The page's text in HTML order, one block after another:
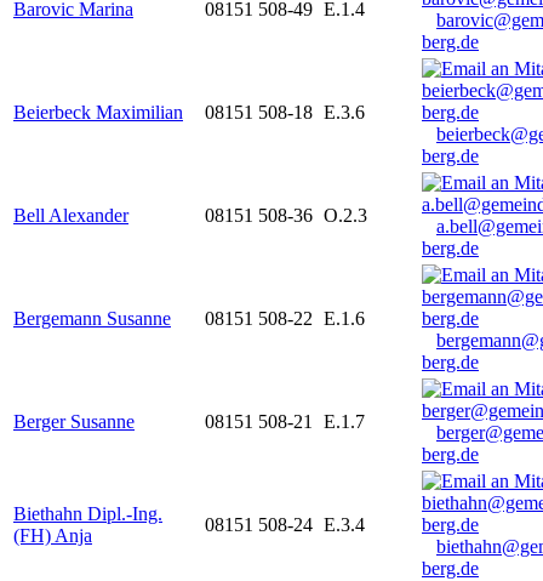
Barovic Marina 08151 508-49 E.1.4
berg.de
Beierbeck Maximilian 08151 508-18 E.3.6
berg.de
Bell Alexander 08151 508-36 O.2.3
berg.de
Bergemann Susanne 08151 508-22 E.1.6
berg.de
Berger Susanne 08151 508-21 E.1.7
berg.de
Biethahn Dipl.-Ing.
(FH) Anja
08151 508-24 E.3.4
berg.de